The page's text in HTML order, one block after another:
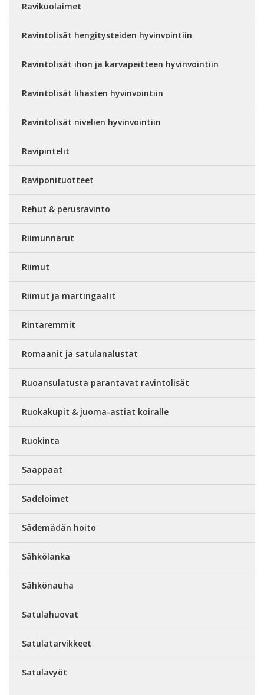
Ravikuolaimet
Ravintolisät hengitysteiden hyvinvointiin
Ravintolisät ihon ja karvapeitteen hyvinvointiin
Ravintolisät lihasten hyvinvointiin
Ravintolisät nivelien hyvinvointiin
Ravipintelit
Raviponituotteet
Rehut & perusravinto
Riimunnarut
Riimut
Riimut ja martingaalit
Rintaremmit
Romaanit ja satulanalustat
Ruoansulatusta parantavat ravintolisät
Ruokakupit & juoma-astiat koiralle
Ruokinta
Saappaat
Sadeloimet
Sädemädän hoito
Sähkölanka
Sähkönauha
Satulahuovat
Satulatarvikkeet
Satulavyöt